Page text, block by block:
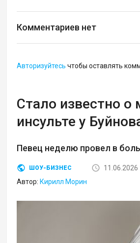
Комментариев нет
Авторизуйтесь чтобы оставлять
Стало известно о
инсульте у
Певец неделю провел в
ШОУ-БИЗНЕС
11.06.2026
Автор: Кирилл Морин